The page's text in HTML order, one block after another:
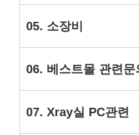
05. 소장비
06. 베스트몰 관련문
07. Xray실 PC관련